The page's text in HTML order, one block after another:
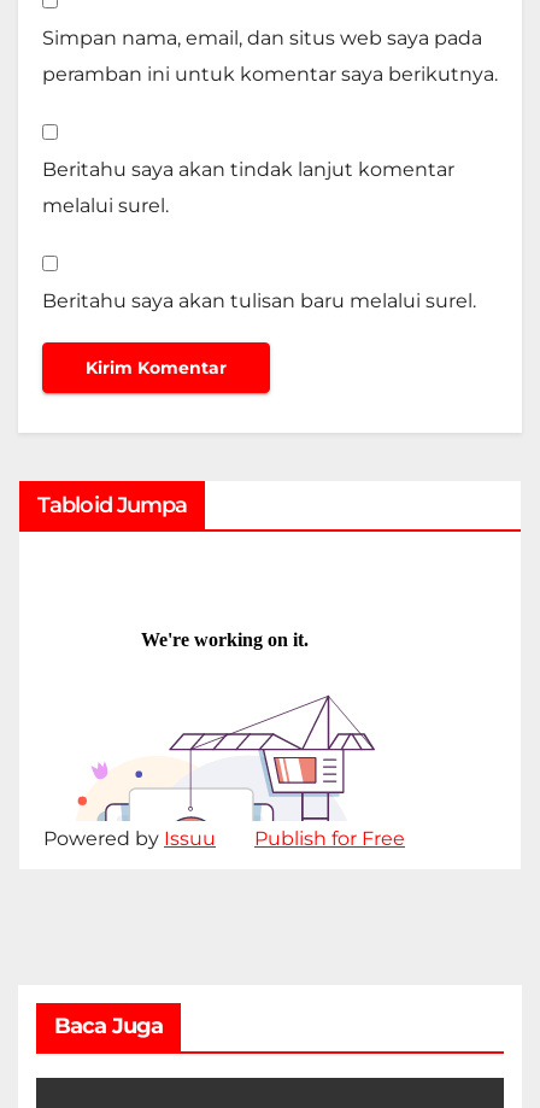
Simpan nama, email, dan situs web saya pada
peramban ini untuk komentar saya berikutnya.
Beritahu saya akan tindak lanjut komentar
melalui surel.
Beritahu saya akan tulisan baru melalui surel.
Tabloid Jumpa
Powered by Issuu Publish for Free
Baca Juga